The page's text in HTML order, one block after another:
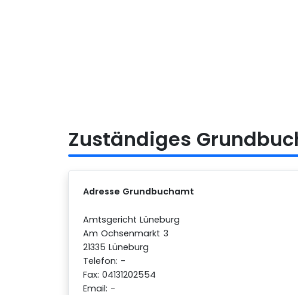
Zuständiges
Adresse Grundbuchamt
Amtsgericht Lüneburg
Am Ochsenmarkt 3
21335 Lüneburg
Telefon: -
Fax: 04131202554
Email: -